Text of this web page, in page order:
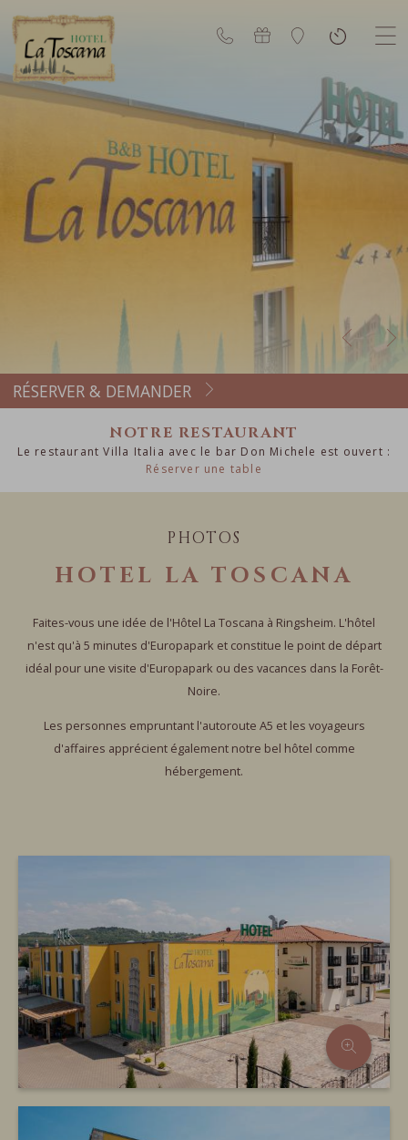
RÉSERVER & DEMANDER
NOTRE RESTAURANT
Le restaurant Villa Italia avec le bar Don Michele est ouvert :
Réserver une table
PHOTOS
HOTEL LA TOSCANA
Faites-vous une idée de l'Hôtel La Toscana à Ringsheim. L'hôtel
n'est qu'à 5 minutes d'Europapark et constitue le point de départ
idéal pour une visite d'Europapark ou des vacances dans la Forêt-
Noire.
Les personnes empruntant l'autoroute A5 et les voyageurs
d'affaires apprécient également notre bel hôtel comme
hébergement.